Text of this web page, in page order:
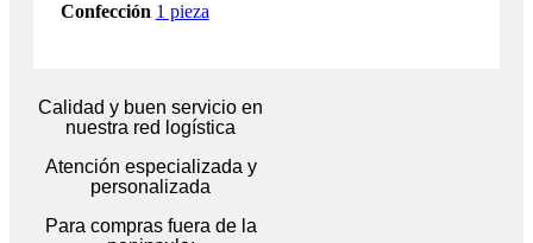
Confección 1 pieza
Calidad y buen servicio en
nuestra red logística
Atención especializada y
personalizada
Para compras fuera de la